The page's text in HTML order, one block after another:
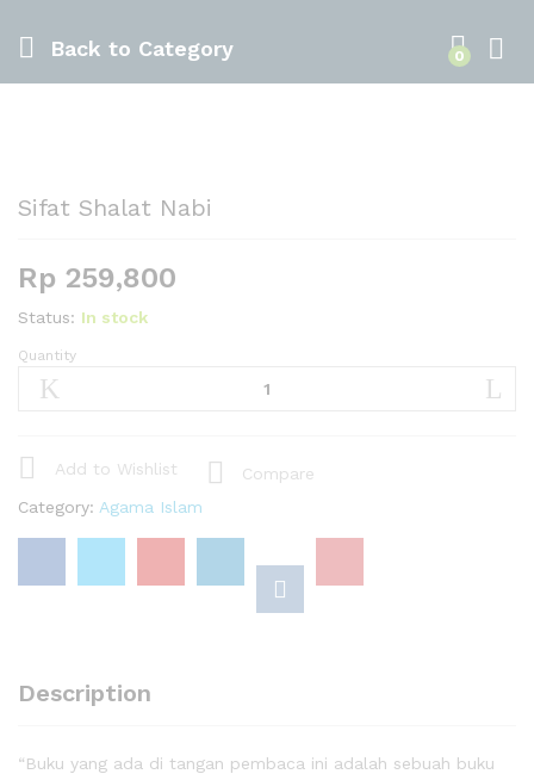
Back to Category 0
Sifat Shalat Nabi
Rp 259,800
Status: In stock
Sifat
Shalat
Quantity
Add to Wishlist
Compare
Category: Agama Islam
Description
“Buku yang ada di tangan pembaca ini adalah sebuah buku